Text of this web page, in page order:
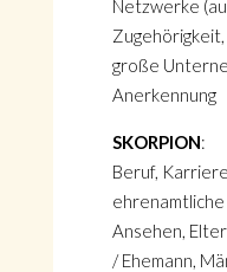
Netzwerke
Zugehörigkeit,
große
Anerkennung
SKORPION:
Beruf,
Ansehen,
/ Ehemann,